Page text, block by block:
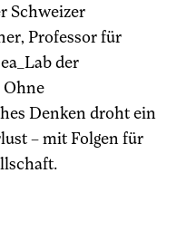
Schweizer
Professor für
der
Ohne
Denken droht ein
– mit Folgen für